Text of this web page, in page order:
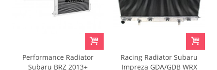
Performance Radiator
Subaru BRZ 2013+
Racing Radiator Subaru
Impreza GDA/GDB WRX